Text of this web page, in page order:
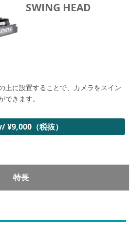
SWING HEAD
上に設置することで、カメラをスイン
できます。
¥9,000（税抜）
特長